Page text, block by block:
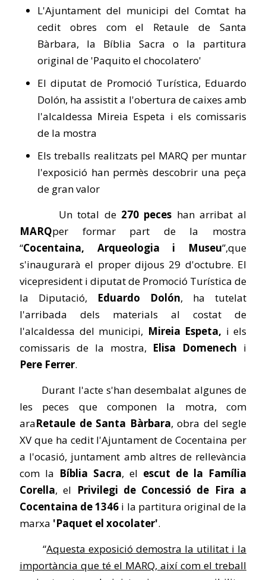
L'Ajuntament del municipi del Comtat ha
cedit obres com el Retaule de Santa
Bàrbara, la Bíblia Sacra o la partitura
original de 'Paquito el chocolatero'
El diputat de Promoció Turística, Eduardo
Dolón, ha assistit a l'obertura de caixes amb
l'alcaldessa Mireia Espeta i els comissaris
de la mostra
Els treballs realitzats pel MARQ per muntar
l'exposició han permès descobrir una peça
de gran valor
Un total de 270 peces han arribat al
MARQper formar part de la mostra
“Cocentaina, Arqueologia i Museu”,que
s'inaugurarà el proper dijous 29 d'octubre. El
vicepresident i diputat de Promoció Turística de
la Diputació, Eduardo Dolón, ha tutelat
l'arribada dels materials al costat de
l'alcaldessa del municipi, Mireia Espeta, i els
comissaris de la mostra, Elisa Domenech i
Pere Ferrer.
Durant l'acte s'han desembalat algunes de
les peces que componen la motra, com
araRetaule de Santa Bàrbara, obra del segle
XV que ha cedit l'Ajuntament de Cocentaina per
a l'ocasió, juntament amb altres de rellevància
com la Bíblia Sacra, el escut de la Família
Corella, el Privilegi de Concessió de Fira a
Cocentaina de 1346 i la partitura original de la
marxa 'Paquet el xocolater'.
“Aquesta exposició demostra la utilitat i la
importància que té el MARQ, així com el treball